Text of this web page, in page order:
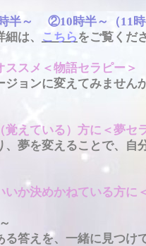
半～ ②10時半～（11
は、
こちら をご覧くだ
ススメ＜物語セラピー＞
ジョンに変えてみませ
覚えている）方に＜夢セ
、夢を変えることで、自
いか決めかねている方に
る答えを、一緒に見つけ